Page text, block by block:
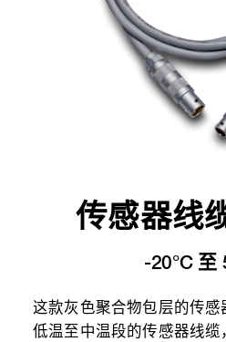
传感器线
-20°C 至
这款灰色聚合物包层的传感
低温至中温段的传感器线缆